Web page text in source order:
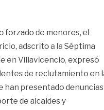
forzado de menores, el
adscrito a la Séptima
en Villavicencio, expresó
de reclutamiento en
han presentado denuncias
de alcaldes y